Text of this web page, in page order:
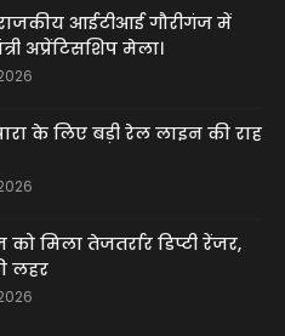
आईटीआई गौरीगंज में
अप्रेंटिसशिप मेला।
के लिए बड़ी रेल लाइन की राह
को मिला तेजतर्रार डिप्टी रेंजर,
लहर